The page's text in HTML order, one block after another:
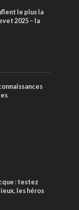
le plus la
2025 – la
: testez
les héros